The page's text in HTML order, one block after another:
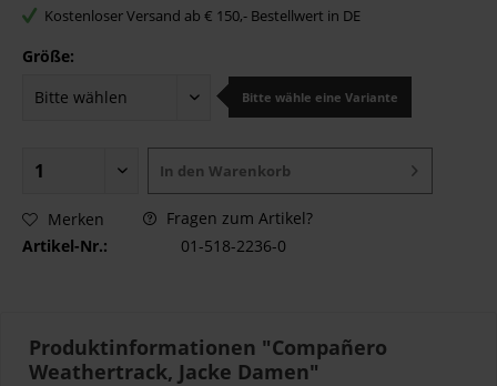
Kostenloser Versand ab € 150,- Bestellwert in DE
Größe:
Bitte wähle eine Variante
In den Warenkorb
Merken
Fragen zum Artikel?
Artikel-Nr.:
01-518-2236-0
Produktinformationen "Compañero
Weathertrack, Jacke Damen"